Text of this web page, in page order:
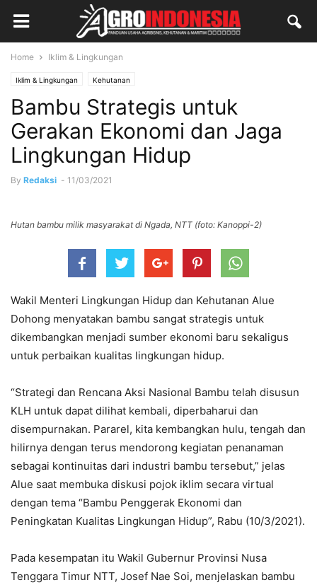
Home Iklim & Lingkungan
Iklim & Lingkungan Kehutanan
Bambu Strategis untuk
Gerakan Ekonomi dan Jaga
Lingkungan Hidup
By Redaksi - 11/03/2021
Hutan bambu milik masyarakat di Ngada, NTT (foto: Kanoppi-2)
Wakil Menteri Lingkungan Hidup dan Kehutanan Alue
Dohong menyatakan bambu sangat strategis untuk
dikembangkan menjadi sumber ekonomi baru sekaligus
untuk perbaikan kualitas lingkungan hidup.
“Strategi dan Rencana Aksi Nasional Bambu telah disusun
KLH untuk dapat dilihat kembali, diperbaharui dan
disempurnakan. Pararel, kita kembangkan hulu, tengah dan
hilirnya dengan terus mendorong kegiatan penanaman
sebagai kontinuitas dari industri bambu tersebut,” jelas
Alue saat membuka diskusi pojok iklim secara virtual
dengan tema “Bambu Penggerak Ekonomi dan
Peningkatan Kualitas Lingkungan Hidup”, Rabu (10/3/2021).
Pada kesempatan itu Wakil Gubernur Provinsi Nusa
Tenggara Timur NTT, Josef Nae Soi, menjelaskan bambu